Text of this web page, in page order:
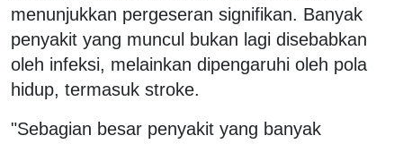
menunjukkan pergeseran signifikan. Banyak
penyakit yang muncul bukan lagi disebabkan
oleh infeksi, melainkan dipengaruhi oleh pola
hidup, termasuk stroke.
"Sebagian besar penyakit yang banyak